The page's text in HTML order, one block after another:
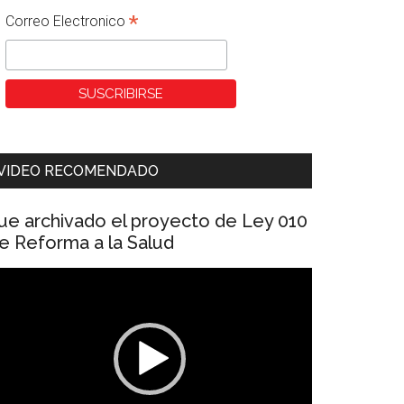
Correo Electronico *
RECOMENDADO
archivado el proyecto de Ley 010
Reforma a la Salud